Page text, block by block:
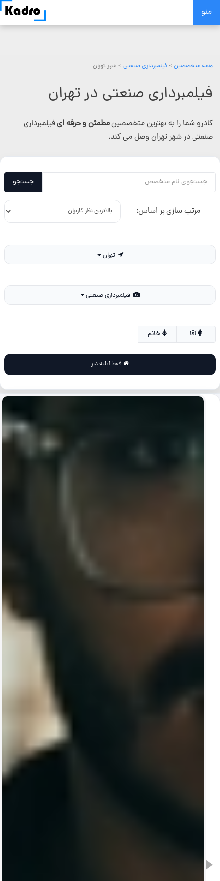
Skip
منو
همه متخصصین >فیلمبرداری صنعتی > شهر تهران
فیلمبرداری صنعتی در تهران
کادرو شما را به بهترین متخصصینمطمئن و حرفه ایفیلمبرداری
صنعتی در شهر تهران وصل می کند.
جستجو
مرتب سازی بر اساس:
تهران
فیلمبرداری صنعتی
خانم